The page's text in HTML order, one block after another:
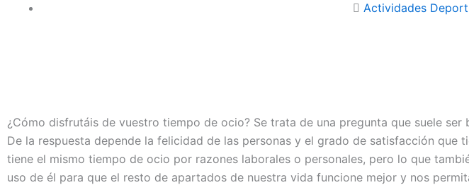
Actividades
¿Cómo disfrutáis de vuestro tiempo de ocio? Se trata de una pregunta que suele
De la respuesta depende la felicidad de las personas y el grado de satisfacción que
tiene el mismo tiempo de ocio por razones laborales o personales, pero lo que
uso de él para que el resto de apartados de nuestra vida funcione mejor y nos